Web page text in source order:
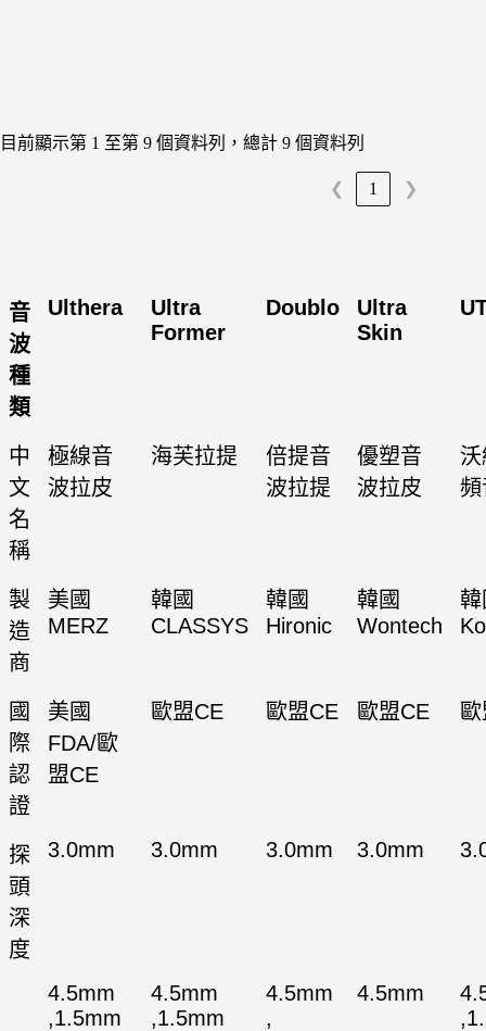
目前顯示第 1 至第 9 個資料列，總計 9 個資料列
❮ 1 ❯
音
波
種
類
Ulthera
Ultra
Former
Doublo
Ultra
Skin
中
文
名
稱
極線音
波拉皮
海芙拉提
倍提音
波拉提
優塑音
波拉皮
頻
製
造
商
美國
MERZ
韓國
CLASSYS
韓國
Hironic
韓國
Wontech
韓
國
際
認
證
美國
FDA/歐
盟CE
歐盟CE 歐盟CE 歐盟CE 歐
探
頭
深
度
3.0mm 3.0mm 3.0mm 3.0mm
4.5mm
,1.5mm
4.5mm
,1.5mm
4.5mm
,
4.5mm